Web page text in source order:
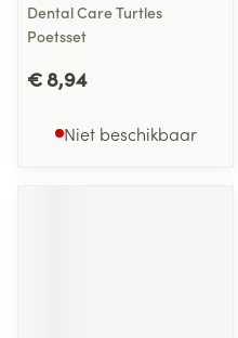
Dental Care Turtles
Poetsset
€ 8,94
Niet beschikbaar